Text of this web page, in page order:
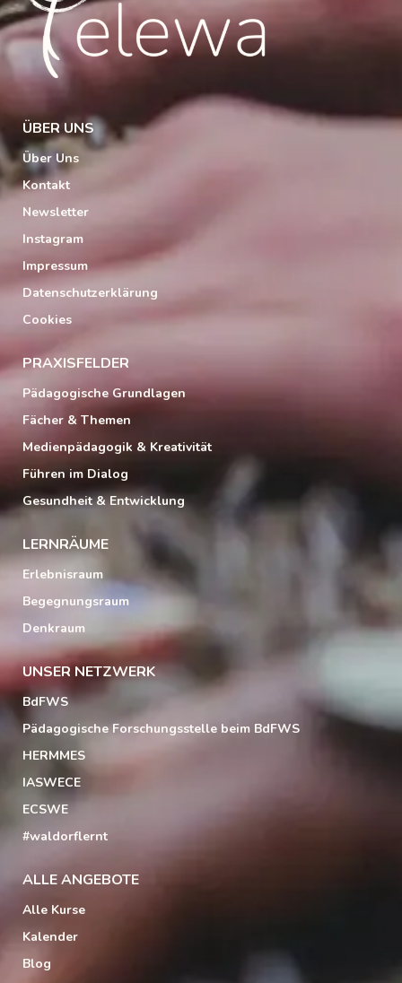
ÜBER UNS
Über Uns
Kontakt
Newsletter
Instagram
Impressum
Datenschutzerklärung
Cookies
PRAXISFELDER
Pädagogische Grundlagen
Fächer & Themen
Medienpädagogik & Kreativität
Führen im Dialog
Gesundheit & Entwicklung
LERNRÄUME
Erlebnisraum
Begegnungsraum
Denkraum
UNSER NETZWERK
BdFWS
Pädagogische Forschungsstelle beim BdFWS
HERMMES
IASWECE
ECSWE
#waldorflernt
ALLE ANGEBOTE
Alle Kurse
Kalender
Blog